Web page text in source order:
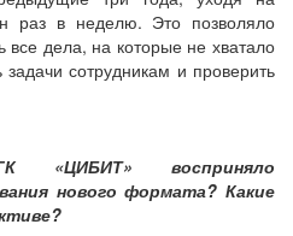
раз в неделю. Это позволяло
все дела, на которые не хватало
сотрудникам и проверить
«ЦИБИТ» восприняло
нового формата? Какие